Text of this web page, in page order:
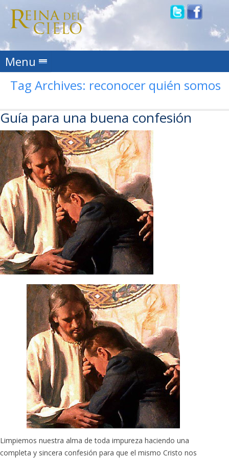
Menu Skip to content
Tag Archives: reconocer quién somos
Guía para una buena confesión
Limpiemos nuestra alma de toda impureza haciendo una
completa y sincera confesión para que el mismo Cristo nos